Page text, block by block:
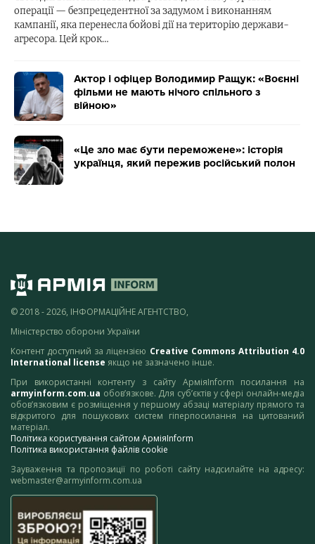
операції — безпрецедентної за задумом і виконанням
кампанії, яка перенесла бойові дії на територію держави-
агресора. Цей крок…
Актор і офіцер Володимир Ращук: «Воєнні
фільми не мають нічого спільного з
війною»
«Це зло має бути переможене»: історія
українця, який пережив російський полон
© 2018 - 2026, ІНФОРМАЦІЙНЕ АГЕНТСТВО,
Міністерство оборони України
Контент доступний за ліцензією Creative Commons Attribution 4.0
International license якщо не зазначено інше.
При використанні контенту з сайту АрміяInform посилання на
armyinform.com.ua обов’язкове. Для суб’єктів у сфері онлайн-медіа
обов’язковим є розміщення у першому абзаці матеріалу прямого та
відкритого для пошукових систем гіперпосилання на цитований
матеріал.
Політика користування сайтом АрміяInform
Політика використання файлів cookie
Зауваження та пропозиції по роботі сайту надсилайте на адресу:
webmaster@armyinform.com.ua